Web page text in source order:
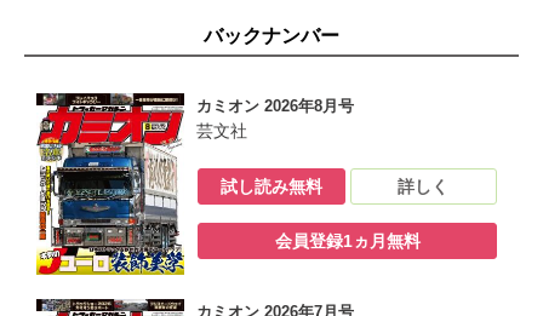
バックナンバー
カミオン 2026年8月号
芸文社
試し読み無料 詳しく
会員登録1ヵ月無料
カミオン 2026年7月号